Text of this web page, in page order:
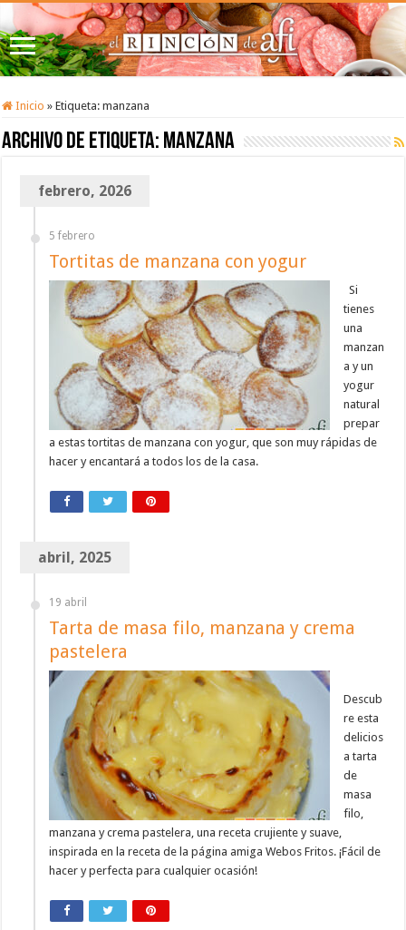
Inicio » Etiqueta:manzana
Archivo de etiqueta: manzana
febrero, 2026
5 febrero
Tortitas de manzana con yogur
Si
tienes
una
manzan
a y un
yogur
natural
prepar
a estas tortitas de manzana con yogur, que son muy rápidas de
hacer y encantará a todos los de la casa.
abril, 2025
19 abril
Tarta de masa filo, manzana y crema
pastelera
Descub
re esta
delicios
a tarta
de
masa
filo,
manzana y crema pastelera, una receta crujiente y suave,
inspirada en la receta de la página amiga Webos Fritos. ¡Fácil de
hacer y perfecta para cualquier ocasión!